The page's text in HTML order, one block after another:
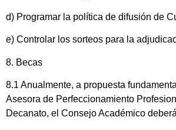
d) Programar la política de difusión de
e) Controlar los sorteos para la
8. Becas
8.1 Anualmente, a propuesta
Asesora de Perfeccionamiento
Decanato, el Consejo Académico